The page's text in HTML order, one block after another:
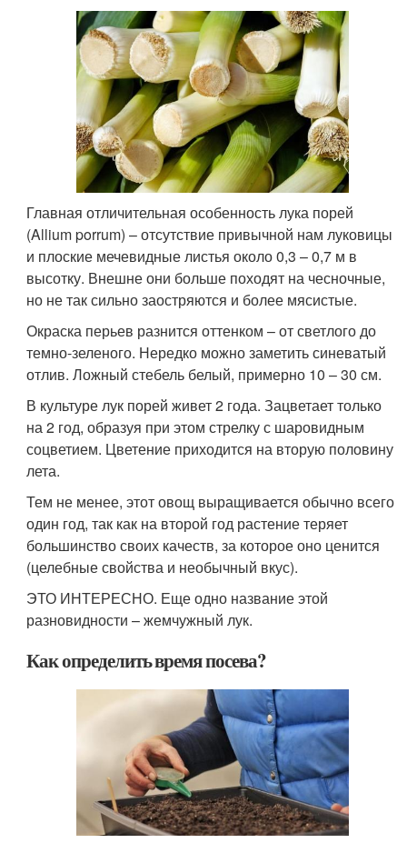
Главная отличительная особенность лука порей
(Allium porrum) – отсутствие привычной нам луковицы
и плоские мечевидные листья около 0,3 – 0,7 м в
высотку. Внешне они больше походят на чесночные,
но не так сильно заостряются и более мясистые.
Окраска перьев разнится оттенком – от светлого до
темно-зеленого. Нередко можно заметить синеватый
отлив. Ложный стебель белый, примерно 10 – 30 см.
В культуре лук порей живет 2 года. Зацветает только
на 2 год, образуя при этом стрелку с шаровидным
соцветием. Цветение приходится на вторую половину
лета.
Тем не менее, этот овощ выращивается обычно всего
один год, так как на второй год растение теряет
большинство своих качеств, за которое оно ценится
(целебные свойства и необычный вкус).
ЭТО ИНТЕРЕСНО. Еще одно название этой
разновидности – жемчужный лук.
Как определить время посева?